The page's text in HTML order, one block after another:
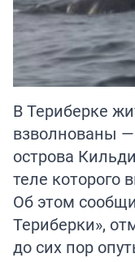
В Териберке
взволнованы
острова
теле которого
Об этом
Териберки»,
до сих пор